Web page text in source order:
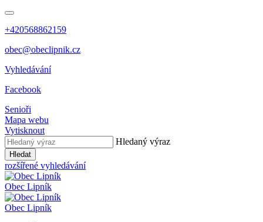
+420568862159
obec@obeclipnik.cz
Vyhledávání
Facebook
Senioři
Mapa webu
Vytisknout
Hledaný výraz
Hledat
rozšířené vyhledávání
Obec Lipník
Obec Lipník